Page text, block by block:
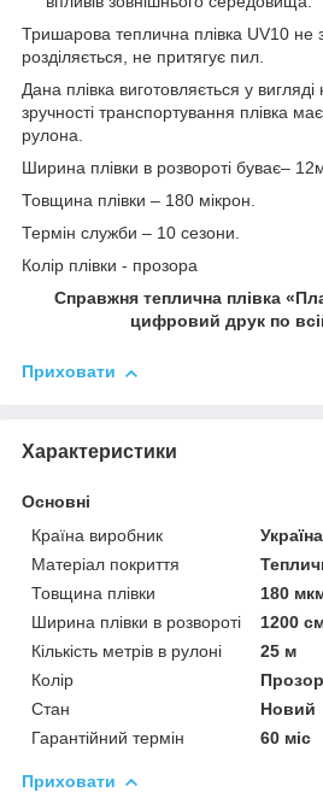
Тришарова теплична плівка UV10 не
розділяється, не притягує пил.
Дана плівка виготовляється у
зручності транспортування плівка
рулона.
Ширина плівки в розвороті буває–
Товщина плівки – 180 мікрон.
Термін служби – 10 сезони.
Колір плівки - прозора
Справжня теплична плівка
цифровий друк по
Приховати
Характеристики
Основні
Країна виробник
Україна
Матеріал покриття
Товщина плівки
180
Ширина плівки в розвороті
1200
Кількість метрів в рулоні
25 м
Колір
Стан
Новий
Гарантійний термін
60 міс
Приховати